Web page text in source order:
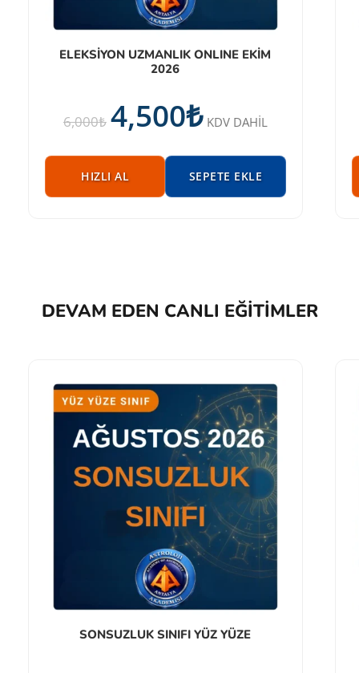
ELEKSİYON UZMANLIK ONLINE EKİM
2026
6,000₺ 4,500₺ KDV DAHİL
HIZLI AL SEPETE EKLE
DEVAM EDEN CANLI EĞITIMLER
SONSUZLUK SINIFI YÜZ YÜZE